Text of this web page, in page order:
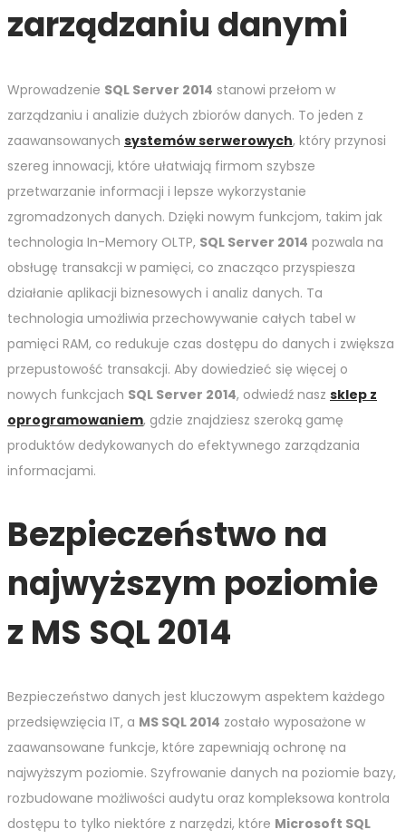
zarządzaniu danymi
Wprowadzenie SQL Server 2014 stanowi przełom w
zarządzaniu i analizie dużych zbiorów danych. To jeden z
zaawansowanych systemów serwerowych, który przynosi
szereg innowacji, które ułatwiają firmom szybsze
przetwarzanie informacji i lepsze wykorzystanie
zgromadzonych danych. Dzięki nowym funkcjom, takim jak
technologia In-Memory OLTP, SQL Server 2014 pozwala na
obsługę transakcji w pamięci, co znacząco przyspiesza
działanie aplikacji biznesowych i analiz danych. Ta
technologia umożliwia przechowywanie całych tabel w
pamięci RAM, co redukuje czas dostępu do danych i zwiększa
przepustowość transakcji. Aby dowiedzieć się więcej o
nowych funkcjach SQL Server 2014, odwiedź nasz sklep z
oprogramowaniem, gdzie znajdziesz szeroką gamę
produktów dedykowanych do efektywnego zarządzania
informacjami.
Bezpieczeństwo na
najwyższym poziomie
z MS SQL 2014
Bezpieczeństwo danych jest kluczowym aspektem każdego
przedsięwzięcia IT, a MS SQL 2014 zostało wyposażone w
zaawansowane funkcje, które zapewniają ochronę na
najwyższym poziomie. Szyfrowanie danych na poziomie bazy,
rozbudowane możliwości audytu oraz kompleksowa kontrola
dostępu to tylko niektóre z narzędzi, które Microsoft SQL